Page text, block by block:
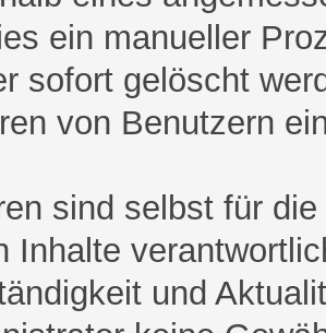
ein manueller
sofort gelöscht
von Benutzern
sind selbst für
Inhalte
und